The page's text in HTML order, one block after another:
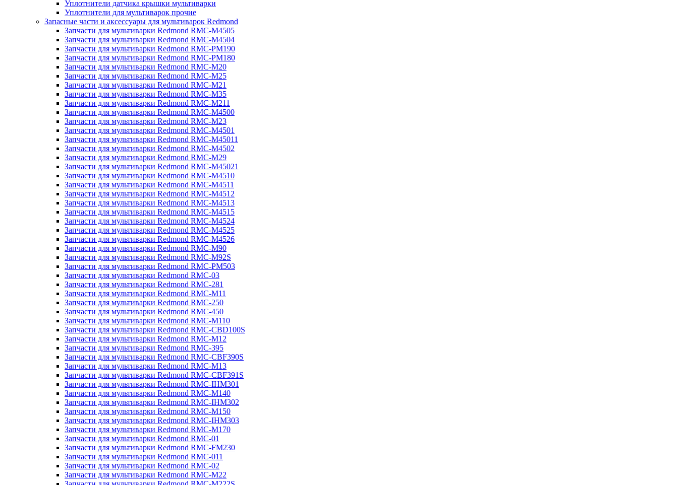
Уплотнители датчика крышки мультиварки
Уплотнители для мультиварок прочие
Запасные части и аксессуары для мультиварок Redmond
Запчасти для мультиварки Redmond RMC-M4505
Запчасти для мультиварки Redmond RMC-M4504
Запчасти для мультиварки Redmond RMC-PM190
Запчасти для мультиварки Redmond RMC-PM180
Запчасти для мультиварки Redmond RMC-M20
Запчасти для мультиварки Redmond RMC-M25
Запчасти для мультиварки Redmond RMC-M21
Запчасти для мультиварки Redmond RMC-M35
Запчасти для мультиварки Redmond RMC-M211
Запчасти для мультиварки Redmond RMC-M4500
Запчасти для мультиварки Redmond RMC-M23
Запчасти для мультиварки Redmond RMC-M4501
Запчасти для мультиварки Redmond RMC-M45011
Запчасти для мультиварки Redmond RMC-M4502
Запчасти для мультиварки Redmond RMC-M29
Запчасти для мультиварки Redmond RMC-M45021
Запчасти для мультиварки Redmond RMC-M4510
Запчасти для мультиварки Redmond RMC-M4511
Запчасти для мультиварки Redmond RMC-M4512
Запчасти для мультиварки Redmond RMC-M4513
Запчасти для мультиварки Redmond RMC-M4515
Запчасти для мультиварки Redmond RMC-M4524
Запчасти для мультиварки Redmond RMC-M4525
Запчасти для мультиварки Redmond RMC-M4526
Запчасти для мультиварки Redmond RMC-M90
Запчасти для мультиварки Redmond RMC-M92S
Запчасти для мультиварки Redmond RMC-PM503
Запчасти для мультиварки Redmond RMC-03
Запчасти для мультиварки Redmond RMC-281
Запчасти для мультиварки Redmond RMC-M11
Запчасти для мультиварки Redmond RMC-250
Запчасти для мультиварки Redmond RMC-450
Запчасти для мультиварки Redmond RMC-M110
Запчасти для мультиварки Redmond RMC-CBD100S
Запчасти для мультиварки Redmond RMC-M12
Запчасти для мультиварки Redmond RMC-395
Запчасти для мультиварки Redmond RMC-CBF390S
Запчасти для мультиварки Redmond RMC-M13
Запчасти для мультиварки Redmond RMC-CBF391S
Запчасти для мультиварки Redmond RMC-IHM301
Запчасти для мультиварки Redmond RMC-M140
Запчасти для мультиварки Redmond RMC-IHM302
Запчасти для мультиварки Redmond RMC-M150
Запчасти для мультиварки Redmond RMC-IHM303
Запчасти для мультиварки Redmond RMC-M170
Запчасти для мультиварки Redmond RMC-01
Запчасти для мультиварки Redmond RMC-FM230
Запчасти для мультиварки Redmond RMC-011
Запчасти для мультиварки Redmond RMC-02
Запчасти для мультиварки Redmond RMC-M22